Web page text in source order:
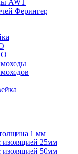
AWT
Ферингер
1 мм
изоляцией 25мм
изоляцией 50мм